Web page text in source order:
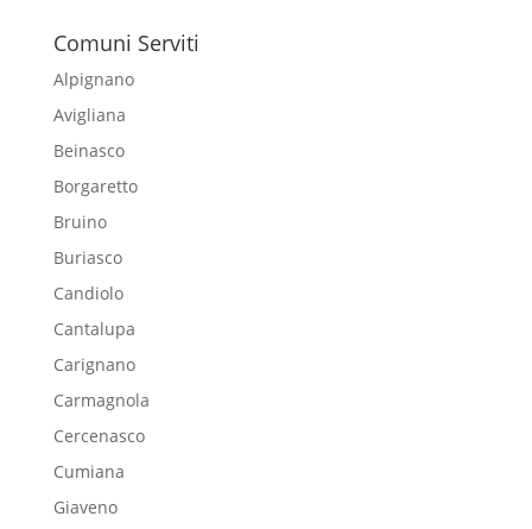
Comuni Serviti
Alpignano
Avigliana
Beinasco
Borgaretto
Bruino
Buriasco
Candiolo
Cantalupa
Carignano
Carmagnola
Cercenasco
Cumiana
Giaveno